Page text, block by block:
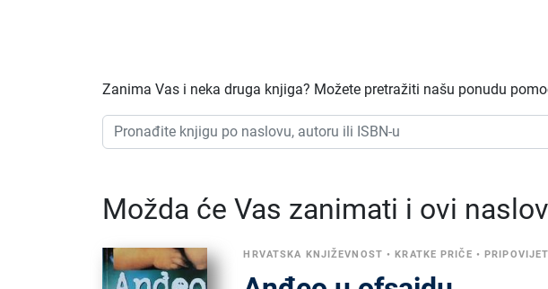
Zanima Vas i neka druga knjiga? Možete pretražiti našu ponudu
Možda će Vas zanimati i ovi
HRVATSKA KNJIŽEVNOST •KRATKE PRIČE •